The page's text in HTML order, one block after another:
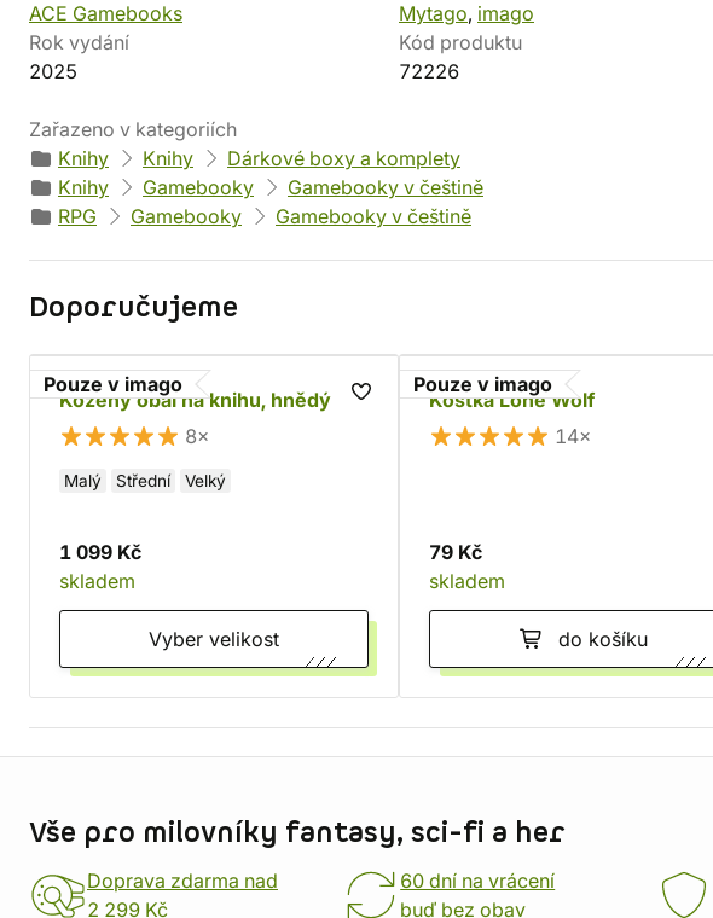
ACE Gamebooks
Mytago, imago
Rok vydání
2025
Kód produktu
72226
Zařazeno v kategoriích
Knihy
Knihy
Dárkové boxy a komplety
Knihy
Gamebooky
Gamebooky v češtině
RPG
Gamebooky Gamebooky v češtině
Doporučujeme
Pouze v imago
Kožený obal na knihu, hnědý
8×
Malý Střední Velký
1 099 Kč
skladem
Vyber velikost
Pouze v imago
Kostka Lone Wolf
14×
79 Kč
skladem
do košíku
Vše pro milovníky fantasy, sci-fi a her
Doprava zdarma nad
2 299 Kč
60 dní na vrácení
buď bez obav